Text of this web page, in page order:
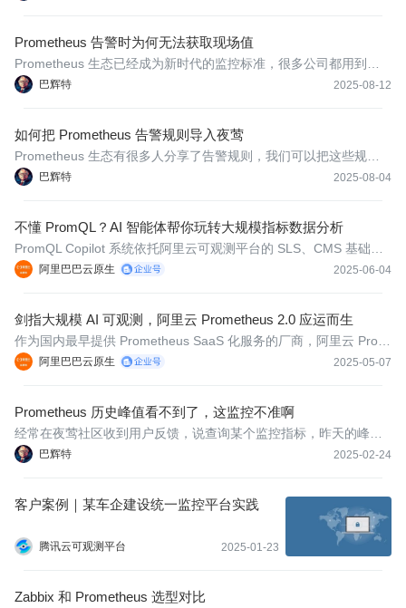
Prometheus 告警时为何无法获取现场值
巴辉特 2025-08-12
Prometheus 生态已经成为新时代的监控标准，很多公司都用到了 P
rometheus 生态的产品。在使用 Prometheus 过程中，经常有人困
如何把 Prometheus 告警规则导入夜莺
巴辉特 2025-08-04
Prometheus 生态有很多人分享了告警规则，我们可以把这些规则
导入夜莺，后面在夜莺中统一管理告警规则，导入方法如下。
不懂 PromQL？AI 智能体帮你玩转大规模指标数据分析
阿里巴巴云原生 2025-06-04
PromQL Copilot 系统依托阿里云可观测平台的 SLS、CMS 基础设
施与 Dify 框架，实现了从自然语言理解、知识图谱、查询生成到执
剑指大规模 AI 可观测，阿里云 Prometheus 2.0 应运而生
阿里巴巴云原生 2025-05-07
作为国内最早提供 Prometheus SaaS 化服务的厂商，阿里云 Prom
etheus 团队一直在跟进开源 Prometheus 的开发进展。
Prometheus 历史峰值看不到了，这监控不准啊
巴辉特 2025-02-24
经常在夜莺社区收到用户反馈，说查询某个监控指标，昨天的峰值
是 xx，今天再次查询，发现昨天的峰值看不到了，然后开始吐槽，
客户案例｜某车企建设统一监控平台实践
腾讯云可观测平台 2025-01-23
Zabbix 和 Prometheus 选型对比